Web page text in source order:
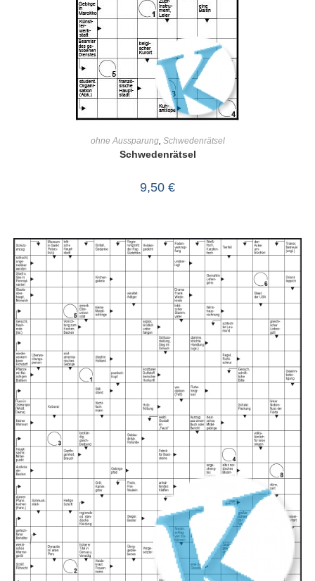
ohne Aussparung, Schwedenrätsel
Schwedenrätsel
9,50 €